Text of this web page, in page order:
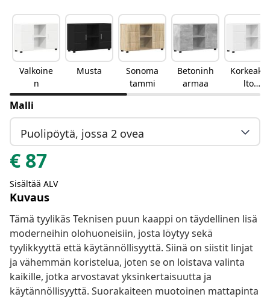
Valkoine
n
Musta
Sonoma
tammi
Betoninh
armaa
Korkeakii
lto
valkoinen
Malli
Puolipöytä, jossa 2 ovea
€ 87
Sisältää ALV
Kuvaus
Tämä tyylikäs Teknisen puun kaappi on täydellinen lisä
moderneihin olohuoneisiin, josta löytyy sekä
tyylikkyyttä että käytännöllisyyttä. Siinä on siistit linjat
ja vähemmän koristelua, joten se on loistava valinta
kaikille, jotka arvostavat yksinkertaisuutta ja
käytännöllisyyttä. Suorakaiteen muotoinen mattapinta